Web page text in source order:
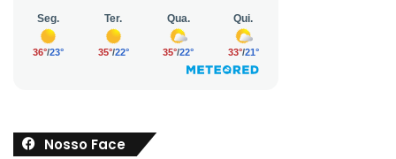
Nosso Face